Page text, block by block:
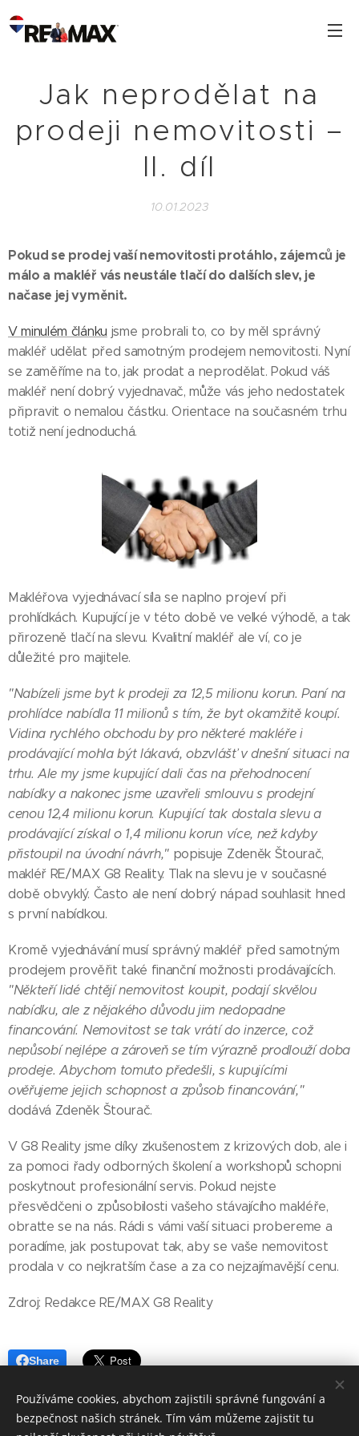
Jak neprodělat na
prodeji nemovitosti –
II. díl
10.01.2023
Pokud se prodej vaší nemovitosti protáhlo, zájemců je
málo a makléř vás neustále tlačí do dalších slev, je
načase jej vyměnit.
V minulém článku jsme probrali to, co by měl správný
makléř udělat před samotným prodejem nemovitosti. Nyní
se zaměříme na to, jak prodat a neprodělat. Pokud váš
makléř není dobrý vyjednavač, může vás jeho nedostatek
připravit o nemalou částku. Orientace na současném trhu
totiž není jednoduchá.
Makléřova vyjednávací síla se naplno projeví při
prohlídkách. Kupující je v této době ve velké výhodě, a tak
přirozeně tlačí na slevu. Kvalitní makléř ale ví, co je
důležité pro majitele.
"Nabízeli jsme byt k prodeji za 12,5 milionu korun. Paní na
prohlídce nabídla 11 milionů s tím, že byt okamžitě koupí.
Vidina rychlého obchodu by pro některé makléře i
prodávající mohla být lákavá, obzvlášť v dnešní situaci na
trhu. Ale my jsme kupující dali čas na přehodnocení
nabídky a nakonec jsme uzavřeli smlouvu s prodejní
cenou 12,4 milionu korun. Kupující tak dostala slevu a
prodávající získal o 1,4 milionu korun více, než kdyby
přistoupil na úvodní návrh," popisuje Zdeněk Štourač,
makléř RE/MAX G8 Reality. Tlak na slevu je v současné
době obvyklý. Často ale není dobrý nápad souhlasit hned
s první nabídkou.
Kromě vyjednávání musí správný makléř před samotným
prodejem prověřit také finanční možnosti prodávajících.
"Někteří lidé chtějí nemovitost koupit, podají skvělou
nabídku, ale z nějakého důvodu jim nedopadne
financování. Nemovitost se tak vrátí do inzerce, což
nepůsobí nejlépe a zároveň se tím výrazně prodlouží doba
prodeje. Abychom tomuto předešli, s kupujícími
ověřujeme jejich schopnost a způsob financování,"
dodává Zdeněk Štourač.
V G8 Reality jsme díky zkušenostem z krizových dob, ale i
za pomoci řady odborných školení a workshopů schopni
poskytnout profesionální servis. Pokud nejste
přesvědčeni o způsobilosti vašeho stávajícího makléře,
obraťte se na nás. Rádi s vámi vaší situaci probereme a
poradíme, jak postupovat tak, aby se vaše nemovitost
prodala v co nejkratším čase a za co nejzajímavější cenu.
Zdroj: Redakce RE/MAX G8 Reality
Share
Používáme cookies, abychom zajistili správné fungování a
bezpečnost našich stránek. Tím vám můžeme zajistit tu